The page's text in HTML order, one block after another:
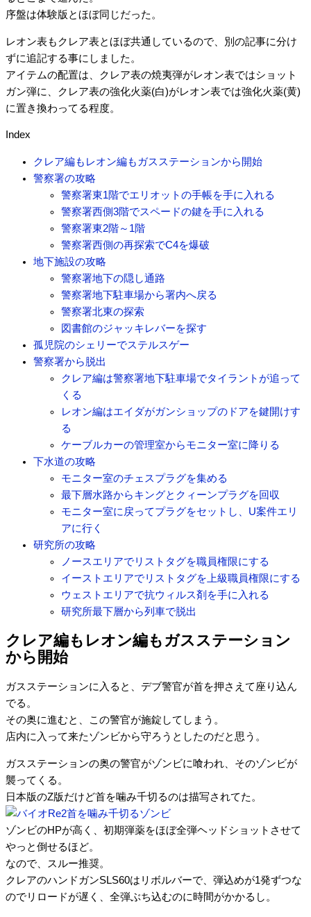
序盤は体験版とほぼ同じだった。
レオン表もクレア表とほぼ共通しているので、別の記事に分け
ずに追記する事にしました。
アイテムの配置は、クレア表の焼夷弾がレオン表ではショット
ガン弾に、クレア表の強化火薬(白)がレオン表では強化火薬(黄)
に置き換わってる程度。
Index
クレア編もレオン編もガスステーションから開始
警察署の攻略
警察署東1階でエリオットの手帳を手に入れる
警察署西側3階でスペードの鍵を手に入れる
警察署東2階～1階
警察署西側の再探索でC4を爆破
地下施設の攻略
警察署地下の隠し通路
警察署地下駐車場から署内へ戻る
警察署北東の探索
図書館のジャッキレバーを探す
孤児院のシェリーでステルスゲー
警察署から脱出
クレア編は警察署地下駐車場でタイラントが追って
くる
レオン編はエイダがガンショップのドアを鍵開けす
る
ケーブルカーの管理室からモニター室に降りる
下水道の攻略
モニター室のチェスプラグを集める
最下層水路からキングとクィーンプラグを回収
モニター室に戻ってプラグをセットし、U案件エリ
アに行く
研究所の攻略
ノースエリアでリストタグを職員権限にする
イーストエリアでリストタグを上級職員権限にする
ウェストエリアで抗ウィルス剤を手に入れる
研究所最下層から列車で脱出
クレア編もレオン編もガスステーション
から開始
ガスステーションに入ると、デブ警官が首を押さえて座り込ん
でる。
その奥に進むと、この警官が施錠してしまう。
店内に入って来たゾンビから守ろうとしたのだと思う。
ガスステーションの奥の警官がゾンビに喰われ、そのゾンビが
襲ってくる。
日本版のZ版だけど首を噛み千切るのは描写されてた。
ゾンビのHPが高く、初期弾薬をほぼ全弾ヘッドショットさせて
やっと倒せるほど。
なので、スルー推奨。
クレアのハンドガンSLS60はリボルバーで、弾込めが1発ずつな
のでリロードが遅く、全弾ぶち込むのに時間がかかるし。